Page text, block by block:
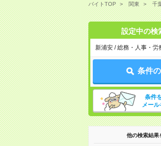
バイトTOP 関東 千
設定中の検
新浦安 / 総務・人事・労
条件
条件
メー
他の検索結果